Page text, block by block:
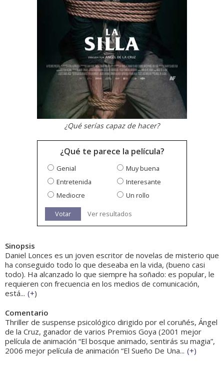
¿Qué serías capaz de hacer?
¿Qué te parece la película?
Genial
Muy buena
Entretenida
Interesante
Mediocre
Un rollo
Votar Ver resultados
Sinopsis
Daniel Lonces es un joven escritor de novelas de misterio que
ha conseguido todo lo que deseaba en la vida, (bueno casi
todo). Ha alcanzado lo que siempre ha soñado: es popular, le
requieren con frecuencia en los medios de comunicación,
está... (+)
Comentario
Thriller de suspense psicológico dirigido por el coruñés, Ángel
de la Cruz, ganador de varios Premios Goya (2001 mejor
película de animación “El bosque animado, sentirás su magia”,
2006 mejor película de animación “El Sueño De Una... (+)